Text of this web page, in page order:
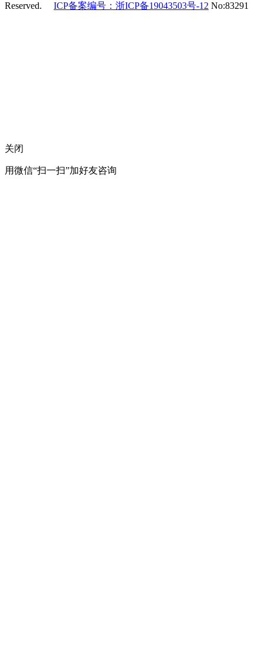
Reserved. ICP备案编号：浙ICP备19043503号-12 No:83291
关闭
用微信“扫一扫”加好友咨询